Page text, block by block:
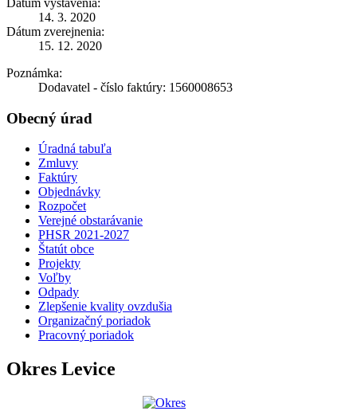
14. 3. 2020
Dátum zverejnenia:
15. 12. 2020
Poznámka:
Dodavatel - číslo faktúry: 1560008653
Obecný úrad
Úradná tabuľa
Zmluvy
Faktúry
Objednávky
Rozpočet
Verejné obstarávanie
PHSR 2021-2027
Štatút obce
Projekty
Voľby
Odpady
Zlepšenie kvality ovzdušia
Organizačný poriadok
Pracovný poriadok
Okres Levice